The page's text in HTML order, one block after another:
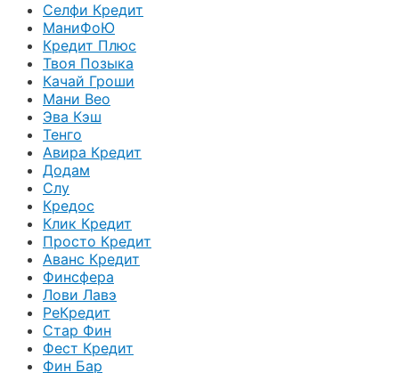
Селфи Кредит
МаниФоЮ
Кредит Плюс
Твоя Позыка
Качай Гроши
Мани Вео
Эва Кэш
Тенго
Авира Кредит
Додам
Слу
Кредос
Клик Кредит
Просто Кредит
Аванс Кредит
Финсфера
Лови Лавэ
РеКредит
Стар Фин
Фест Кредит
Фин Бар